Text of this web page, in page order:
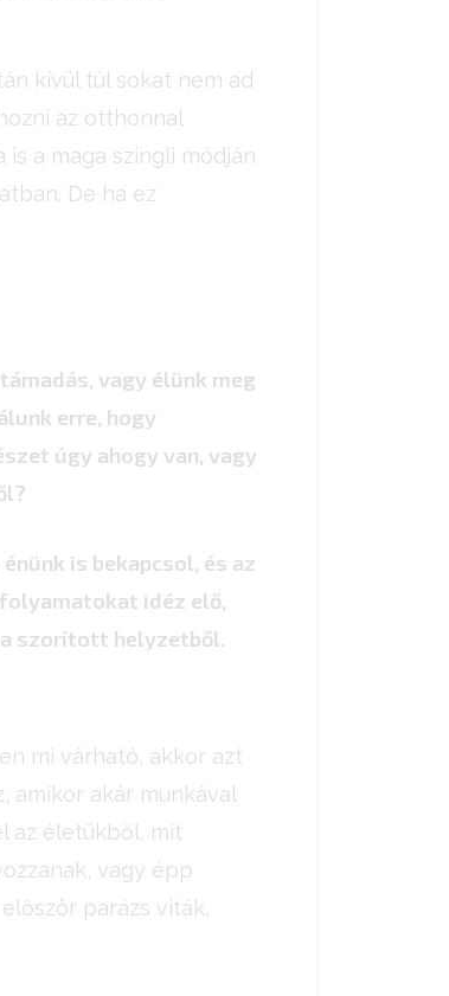
kívül túl sokat nem ad
az otthonnal
a maga szingli módján
De ha ez
vagy élünk meg
erre, hogy
úgy ahogy van, vagy
is bekapcsol, és az
idéz elő,
szorított helyzetből.
mi várható, akkor azt
akár munkával
az életükből, mit
vagy épp
parázs viták,